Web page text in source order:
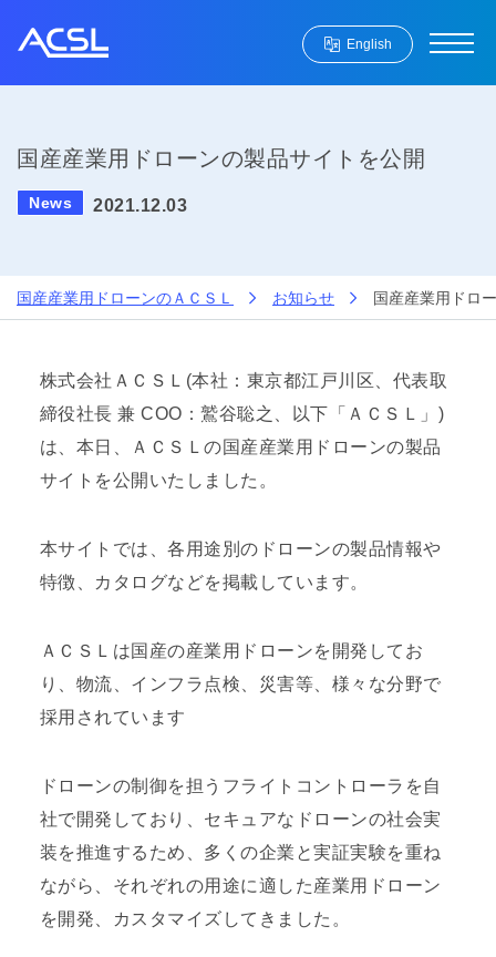
English
国産産業用ドローンの製品サイトを公開
News 2021.12.03
国産産業用ドローンのＡＣＳＬ お知らせ 国産産業用ドロ
株式会社ＡＣＳＬ(本社：東京都江戸川区、代表取
締役社長 兼 COO：鷲谷聡之、以下「ＡＣＳＬ」)
は、本日、ＡＣＳＬの国産産業用ドローンの製品
サイトを公開いたしました。
本サイトでは、各用途別のドローンの製品情報や
特徴、カタログなどを掲載しています。
ＡＣＳＬは国産の産業用ドローンを開発してお
り、物流、インフラ点検、災害等、様々な分野で
採用されています
ドローンの制御を担うフライトコントローラを自
社で開発しており、セキュアなドローンの社会実
装を推進するため、多くの企業と実証実験を重ね
ながら、それぞれの用途に適した産業用ドローン
を開発、カスタマイズしてきました。